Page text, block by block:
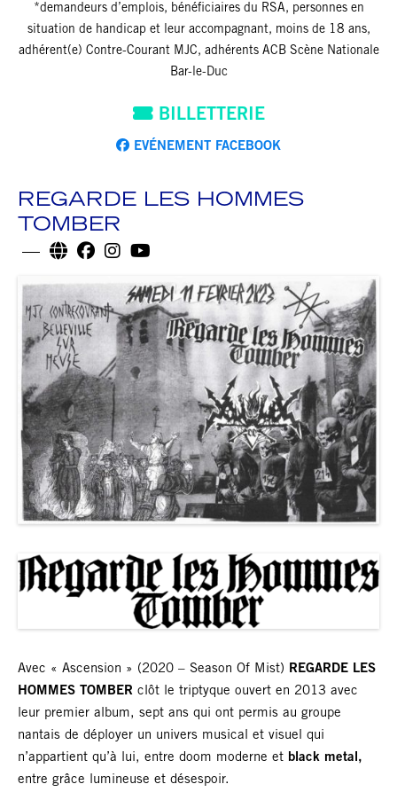
*demandeurs d’emplois, bénéficiaires du RSA, personnes en
situation de handicap et leur accompagnant, moins de 18 ans,
adhérent(e) Contre-Courant MJC, adhérents ACB Scène Nationale
Bar-le-Duc
BILLETTERIE
EVÉNEMENT FACEBOOK
REGARDE LES HOMMES
TOMBER
Avec « Ascension » (2020 – Season Of Mist) REGARDE LES
HOMMES TOMBER clôt le triptyque ouvert en 2013 avec
leur premier album, sept ans qui ont permis au groupe
nantais de déployer un univers musical et visuel qui
n’appartient qu’à lui, entre doom moderne et black metal,
entre grâce lumineuse et désespoir.